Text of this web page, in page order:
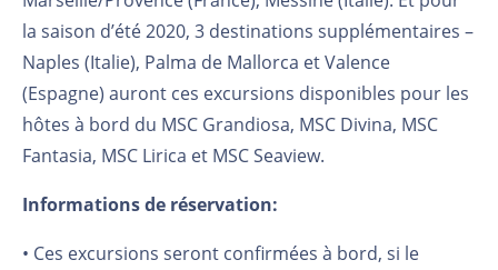
la saison d’été 2020, 3 destinations supplémentaires –
Naples (Italie), Palma de Mallorca et Valence
(Espagne) auront ces excursions disponibles pour les
hôtes à bord du MSC Grandiosa, MSC Divina, MSC
Fantasia, MSC Lirica et MSC Seaview.
Informations de réservation:
• Ces excursions seront confirmées à bord, si le